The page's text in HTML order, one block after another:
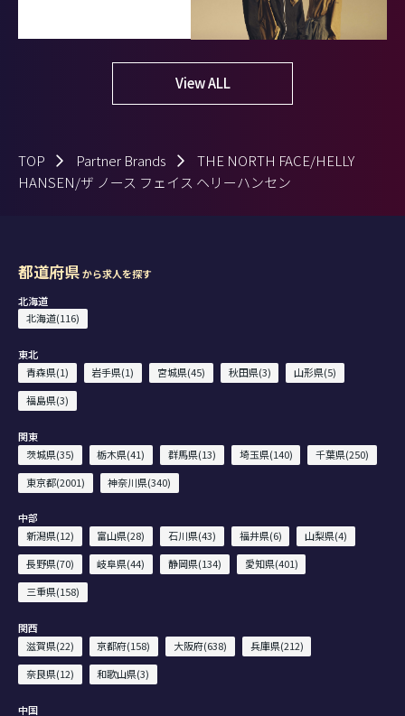
View ALL
TOP Partner Brands
THE NORTH FACE/HELLY
HANSEN/ザ ノース フェイス ヘリーハンセン
都道府県から求人を探す
北海道
北海道(116)
東北
青森県(1)
岩手県(1) 宮城県(45) 秋田県(3)
山形県(5)
福島県(3)
関東
茨城県(35)
栃木県(41) 群馬県(13) 埼玉県(140)
千葉県(250)
東京都(2001)
神奈川県(340)
中部
新潟県(12)
富山県(28) 石川県(43) 福井県(6)
山梨県(4)
長野県(70)
岐阜県(44) 静岡県(134)
愛知県(401)
三重県(158)
関西
滋賀県(22)
京都府(158) 大阪府(638)
兵庫県(212)
奈良県(12)
和歌山県(3)
中国